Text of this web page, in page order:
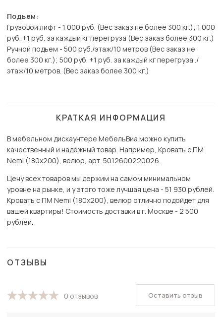
Подъем:
Грузовой лифт - 1 000 руб. (Вес заказ не более 300 кг.); 1 000
руб. +1 руб. за каждый кг перегруза (Вес заказ более 300 кг.)
Ручной подъем - 500 руб./этаж/10 метров (Вес заказ не
более 300 кг.); 500 руб. +1 руб. за каждый кг перегруза ./
этаж/10 метров. (Вес заказ более 300 кг.)
КРАТКАЯ ИНФОРМАЦИЯ
В мебельном дискаунтере МебельВиа можно купить
качественный и надёжный товар. Например, Кровать с ПМ
Nemi (180х200), велюр, арт. 5012600220026.
Цену всех товаров мы держим на самом минимальном
уровне на рынке, и у этого тоже лучшая цена - 51 930 рублей.
Кровать с ПМ Nemi (180х200), велюр отлично подойдет для
вашей квартиры! Стоимость доставки в г. Москве - 2 500
рублей.
ОТЗЫВЫ
0 отзывов Оставить отзыв